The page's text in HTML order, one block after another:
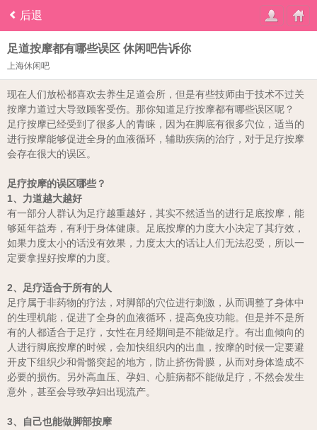
后退
足道按摩都有哪些误区 休闲吧告诉你
上海休闲吧
现在人们放松都喜欢去养生足道会所，但是有些技师由于技术不过关
按摩力道过大导致顾客受伤。那你知道足疗按摩都有哪些误区呢？
足疗按摩已经受到了很多人的青睐，因为在脚底有很多穴位，适当的
进行按摩能够促进全身的血液循环，辅助疾病的治疗，对于足疗按摩
会存在很大的误区。
足疗按摩的误区哪些？
1、力道越大越好
有一部分人群认为足疗越重越好，其实不然适当的进行足底按摩，能
够延年益寿，有利于身体健康。足底按摩的力度大小决定了其疗效，
如果力度太小的话没有效果，力度太大的话让人们无法忍受，所以一
定要拿捏好按摩的力度。
2、足疗适合于所有的人
足疗属于非药物的疗法，对脚部的穴位进行刺激，从而调整了身体中
的生理机能，促进了全身的血液循环，提高免疫功能。但是并不是所
有的人都适合于足疗，女性在月经期间是不能做足疗。有出血倾向的
人进行脚底按摩的时候，会加快组织内的出血，按摩的时候一定要避
开皮下组织少和骨骼突起的地方，防止挤伤骨膜，从而对身体造成不
必要的损伤。另外高血压、孕妇、心脏病都不能做足疗，不然会发生
意外，甚至会导致孕妇出现流产。
3、自己也能做脚部按摩